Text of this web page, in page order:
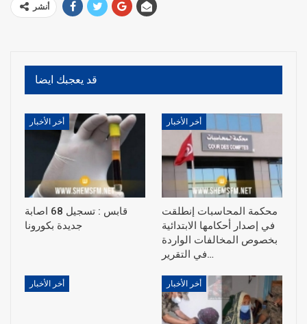
أنشر
قد يعجبك ايضا
أخر الأخبار
قابس : تسجيل 68 اصابة
جديدة بكورونا
أخر الأخبار
محكمة المحاسبات إنطلقت
في إصدار أحكامها الابتدائية
بخصوص المخالفات الواردة
في التقرير…
أخر الأخبار أخر الأخبار